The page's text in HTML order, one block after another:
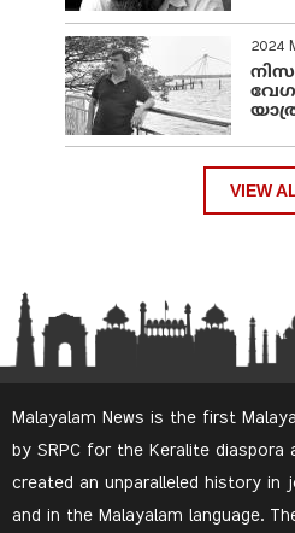
2024
VIEW
Malayalam News is the first
by SRPC for the Keralite
created an unparalleled history in
and in the Malayalam language.